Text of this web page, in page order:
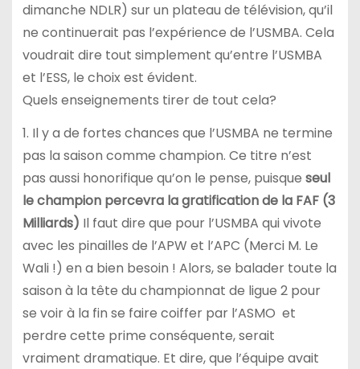
dimanche NDLR) sur un plateau de télévision, qu’il
ne continuerait pas l’expérience de l’USMBA. Cela
voudrait dire tout simplement qu’entre l’USMBA
et l’ESS, le choix est évident.
Quels enseignements tirer de tout cela?
1. Il y a de fortes chances que l’USMBA ne termine
pas la saison comme champion. Ce titre n’est
pas aussi honorifique qu’on le pense, puisque seul
le champion percevra la gratification de la FAF (3
Milliards) Il faut dire que pour l’USMBA qui vivote
avec les pinailles de l’APW et l’APC (Merci M. Le
Wali !) en a bien besoin ! Alors, se balader toute la
saison à la tête du championnat de ligue 2 pour
se voir à la fin se faire coiffer par l’ASMO et
perdre cette prime conséquente, serait
vraiment dramatique. Et dire, que l’équipe avait